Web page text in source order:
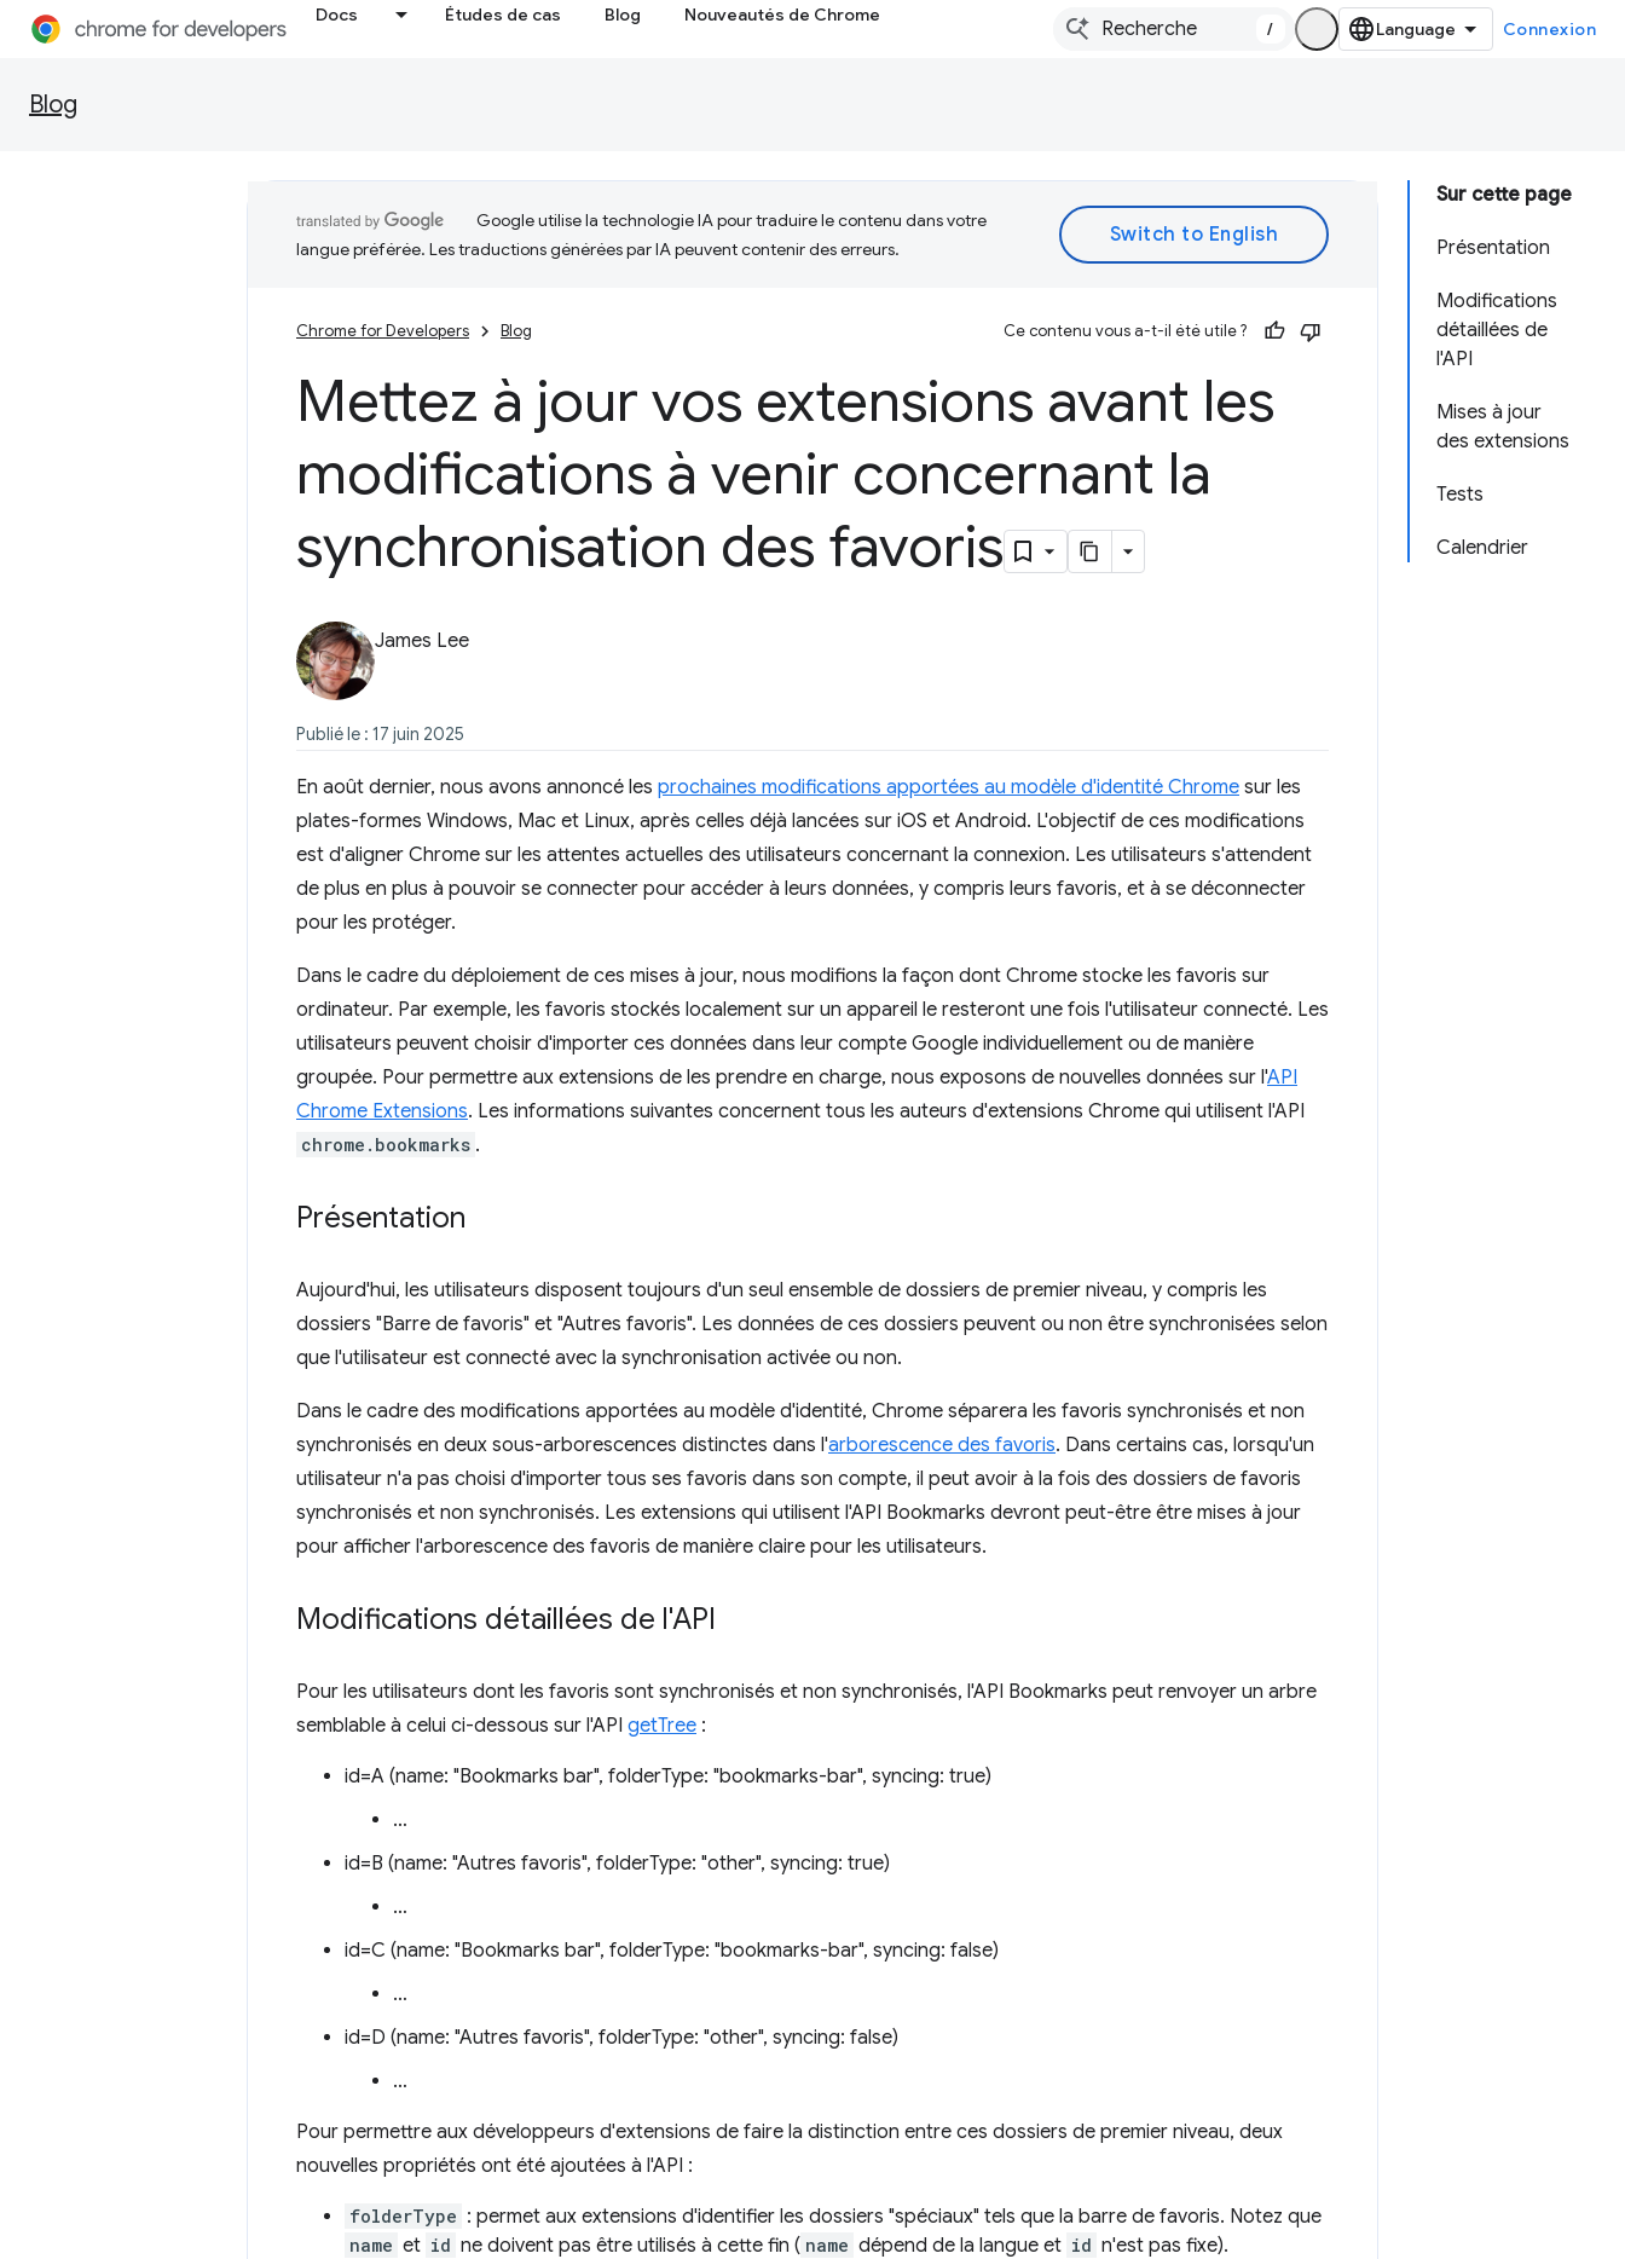
Docs Études de cas Blog Nouveautés de Chrome
/ Connexion
Blog
Sur cette page
Présentation
Modifications
détaillées de
l'API
Mises à jour
des extensions
Tests
Calendrier
Google utilise la technologie IA pour traduire le contenu dans votre
langue préférée. Les traductions générées par IA peuvent contenir des erreurs.
Chrome for Developers Blog Ce contenu vous a-t-il été utile ?
Mettez à jour vos extensions avant les
modifications à venir concernant la
synchronisation des favoris
James Lee
Publié le : 17 juin 2025
En août dernier, nous avons annoncé les prochaines modifications apportées au modèle d'identité Chrome sur les
plates-formes Windows, Mac et Linux, après celles déjà lancées sur iOS et Android. L'objectif de ces modifications
est d'aligner Chrome sur les attentes actuelles des utilisateurs concernant la connexion. Les utilisateurs s'attendent
de plus en plus à pouvoir se connecter pour accéder à leurs données, y compris leurs favoris, et à se déconnecter
pour les protéger.
Dans le cadre du déploiement de ces mises à jour, nous modifions la façon dont Chrome stocke les favoris sur
ordinateur. Par exemple, les favoris stockés localement sur un appareil le resteront une fois l'utilisateur connecté. Les
utilisateurs peuvent choisir d'importer ces données dans leur compte Google individuellement ou de manière
groupée. Pour permettre aux extensions de les prendre en charge, nous exposons de nouvelles données sur l'API
Chrome Extensions. Les informations suivantes concernent tous les auteurs d'extensions Chrome qui utilisent l'API
chrome.bookmarks .
Présentation
Aujourd'hui, les utilisateurs disposent toujours d'un seul ensemble de dossiers de premier niveau, y compris les
dossiers "Barre de favoris" et "Autres favoris". Les données de ces dossiers peuvent ou non être synchronisées selon
que l'utilisateur est connecté avec la synchronisation activée ou non.
Dans le cadre des modifications apportées au modèle d'identité, Chrome séparera les favoris synchronisés et non
synchronisés en deux sous-arborescences distinctes dans l'arborescence des favoris. Dans certains cas, lorsqu'un
utilisateur n'a pas choisi d'importer tous ses favoris dans son compte, il peut avoir à la fois des dossiers de favoris
synchronisés et non synchronisés. Les extensions qui utilisent l'API Bookmarks devront peut-être être mises à jour
pour afficher l'arborescence des favoris de manière claire pour les utilisateurs.
Modifications détaillées de l'API
Pour les utilisateurs dont les favoris sont synchronisés et non synchronisés, l'API Bookmarks peut renvoyer un arbre
semblable à celui ci-dessous sur l'API getTree :
id=A (name: "Bookmarks bar", folderType: "bookmarks-bar", syncing: true)
…
id=B (name: "Autres favoris", folderType: "other", syncing: true)
…
id=C (name: "Bookmarks bar", folderType: "bookmarks-bar", syncing: false)
…
id=D (name: "Autres favoris", folderType: "other", syncing: false)
…
Pour permettre aux développeurs d'extensions de faire la distinction entre ces dossiers de premier niveau, deux
nouvelles propriétés ont été ajoutées à l'API :
folderType : permet aux extensions d'identifier les dossiers "spéciaux" tels que la barre de favoris. Notez que
name et id ne doivent pas être utilisés à cette fin ( name dépend de la langue et id n'est pas fixe).